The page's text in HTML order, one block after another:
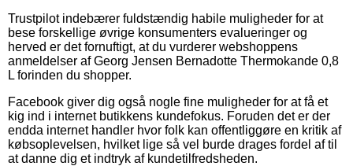
Trustpilot indebærer fuldstændig habile muligheder for at
bese forskellige øvrige konsumenters evalueringer og
herved er det fornuftigt, at du vurderer webshoppens
anmeldelser af Georg Jensen Bernadotte Thermokande 0,8
L forinden du shopper.
Facebook giver dig også nogle fine muligheder for at få et
kig ind i internet butikkens kundefokus. Foruden det er der
endda internet handler hvor folk kan offentliggøre en kritik af
købsoplevelsen, hvilket lige så vel burde drages fordel af til
at danne dig et indtryk af kundetilfredsheden.